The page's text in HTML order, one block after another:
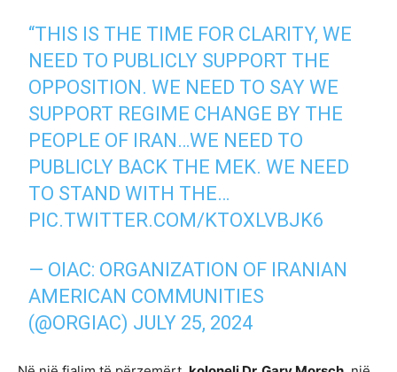
“THIS IS THE TIME FOR CLARITY, WE
NEED TO PUBLICLY SUPPORT THE
OPPOSITION. WE NEED TO SAY WE
SUPPORT REGIME CHANGE BY THE
PEOPLE OF IRAN…WE NEED TO
PUBLICLY BACK THE MEK. WE NEED
TO STAND WITH THE…
PIC.TWITTER.COM/KTOXLVBJK6
— OIAC: ORGANIZATION OF IRANIAN
AMERICAN COMMUNITIES
(@ORGIAC) JULY 25, 2024